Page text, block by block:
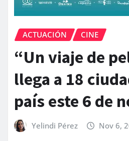
ACTUACIÓN CINE
“Un viaje de
llega a 18
país este 6 de
Yelindi Pérez Nov 6,